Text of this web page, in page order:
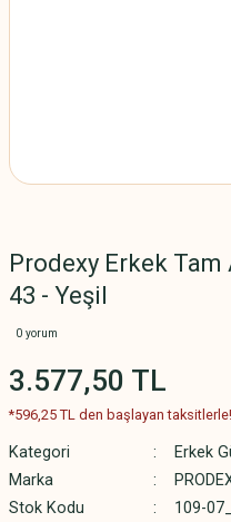
Prodexy Erkek
43 - Yeşil
0 yorum
3.577,50 TL
*596,25 TL den başlayan
Kategori
Erkek
Marka
Stok Kodu
109-